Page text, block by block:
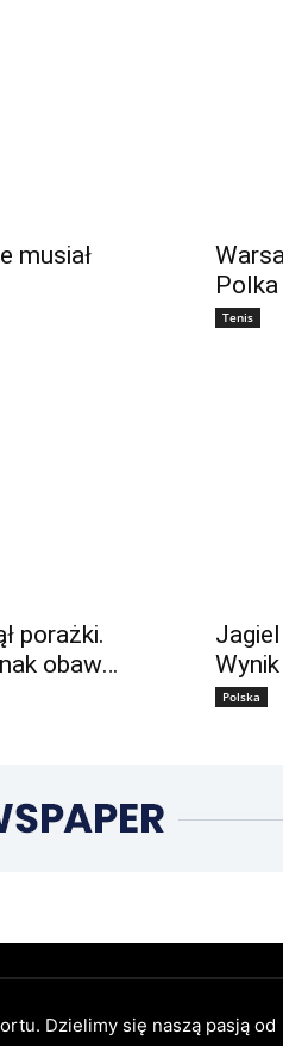
musiał
Tenis
porażki.
obaw…
Polska
Dzielimy się naszą pasją od